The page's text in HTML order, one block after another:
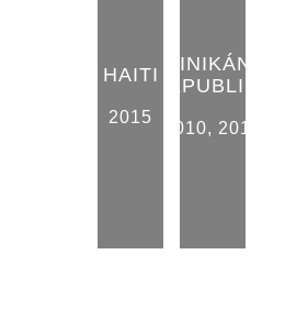
HAITI
2015
DOMINIKÁNSKÁ
REPUBLIKA
2010, 2015